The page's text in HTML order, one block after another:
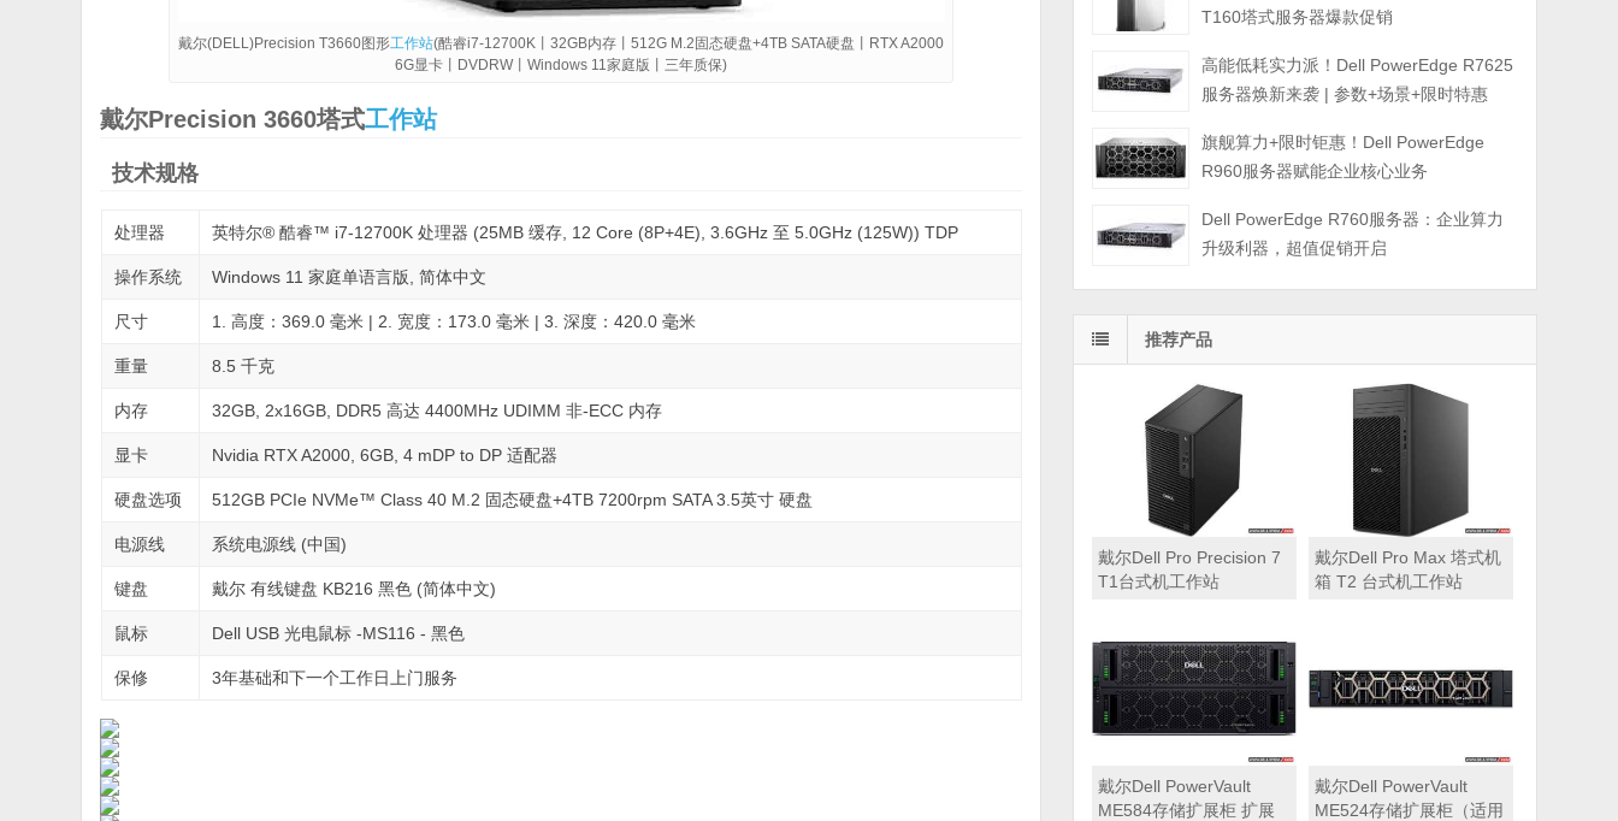
戴尔(DELL)Precision T3660图形工作站(酷睿i7-12700K丨32GB内存丨512G M.2固态硬盘+4TB SATA硬盘丨RTX A2000
6G显卡丨DVDRW丨Windows 11家庭版丨三年质保)
戴尔Precision 3660塔式工作站
技术规格
处理器 英特尔® 酷睿™ i7-12700K 处理器 (25MB 缓存, 12 Core (8P+4E), 3.6GHz 至 5.0GHz (125W)) TDP
操作系统 Windows 11 家庭单语言版, 简体中文
尺寸 1. 高度：369.0 毫米 | 2. 宽度：173.0 毫米 | 3. 深度：420.0 毫米
重量 8.5 千克
内存 32GB, 2x16GB, DDR5 高达 4400MHz UDIMM 非-ECC 内存
显卡 Nvidia RTX A2000, 6GB, 4 mDP to DP 适配器
硬盘选项 512GB PCIe NVMe™ Class 40 M.2 固态硬盘+4TB 7200rpm SATA 3.5英寸 硬盘
电源线 系统电源线 (中国)
键盘 戴尔 有线键盘 KB216 黑色 (简体中文)
鼠标 Dell USB 光电鼠标 -MS116 - 黑色
保修 3年基础和下一个工作日上门服务
T160塔式服务器爆款促销
高能低耗实力派！Dell PowerEdge R7625
服务器焕新来袭 | 参数+场景+限时特惠
旗舰算力+限时钜惠！Dell PowerEdge
R960服务器赋能企业核心业务
Dell PowerEdge R760服务器：企业算力
升级利器，超值促销开启
推荐产品
戴尔Dell Pro Precision 7
T1台式机工作站
戴尔Dell Pro Max 塔式机
箱 T2 台式机工作站
戴尔Dell PowerVault
ME584存储扩展柜 扩展
戴尔Dell PowerVault
ME524存储扩展柜（适用